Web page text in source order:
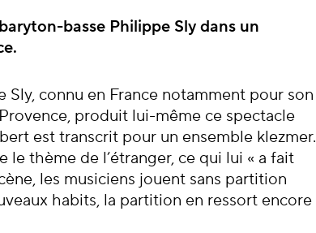
basse Philippe Sly dans un
connu en France notamment pour son
produit lui-même ce spectacle
est transcrit pour un ensemble klezmer.
thème de l’étranger, ce qui lui « a fait
les musiciens jouent sans partition
habits, la partition en ressort encore